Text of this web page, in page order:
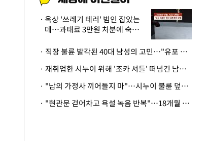
옥상 '쓰레기 테러' 범인 잡았는
데…과태료 3만원 처분에 숙박업
· 직장 불륜 발각된 40대 남성의 고민…"유포 동료 명예훼손·협박죄 고소 가능할까"
· 재취업한 시누이 위해 '조카 셔틀' 떠넘긴 남편…아내 "난 못한다"
· "남의 가정사 끼어들지 마"…시누이 불륜 덮으려는 남편에 억울한 아내
· "현관문 걷어차고 욕설 녹음 반복"…18개월 아기 키우는 집 뒤흔든 '앞집의 비극'